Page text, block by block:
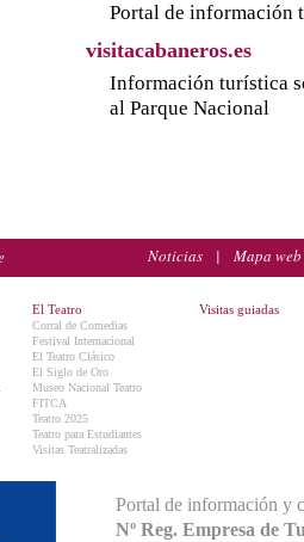
Portal de información
visitacabaneros.es
Información turística
al Parque Nacional
Noticias | Mapa web
El Teatro
Corral de Comedias
Festival Internacional
El Teatro Clásico
El Siglo de Oro
Museo Nacional Teatro
FITCA
Teatro 2025
Teatro para Estudiantes
Visitas Teatralizadas
Visitas guiadas
Portal de información y
Nº Reg. Empresa de